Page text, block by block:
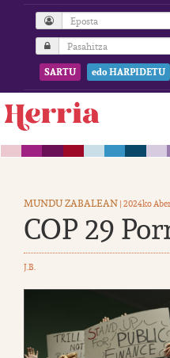
SARTU edo HARPIDETU
MUNDU ZABALEAN | 2024ko
COP 29
J.B.